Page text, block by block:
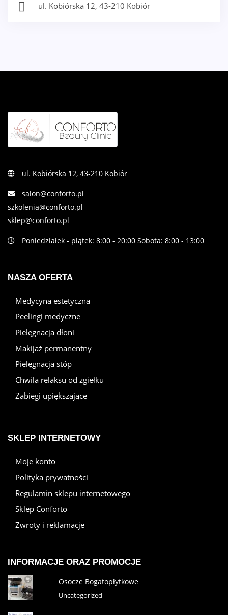
ul. Kobiórska 12, 43-210 Kobiór
ul. Kobiórska 12, 43-210 Kobiór
salon@conforto.pl
szkolenia@conforto.pl
sklep@conforto.pl
Poniedziałek - piątek: 8:00 - 20:00 Sobota: 8:00 - 13:00
NASZA OFERTA
Medycyna estetyczna
Peelingi medyczne
Pielęgnacja dłoni
Makijaż permanentny
Pielęgnacja stóp
Chwila relaksu od zgiełku
Zabiegi upiększające
SKLEP INTERNETOWY
Moje konto
Polityka prywatności
Regulamin sklepu internetowego
Sklep Conforto
Zwroty i reklamacje
INFORMACJE ORAZ PROMOCJE
Osocze Bogatopłytkowe
Uncategorized